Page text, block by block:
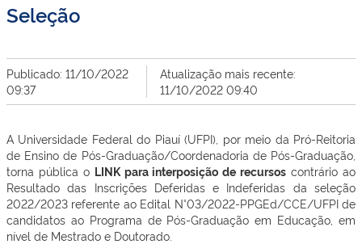
Seleção
Publicado: 11/10/2022
09:37
Atualização mais recente:
11/10/2022 09:40
A Universidade Federal do Piauí (UFPI), por meio da Pró-Reitoria
de Ensino de Pós-Graduação/Coordenadoria de Pós-Graduação,
torna pública o LINK para interposição de recursos contrário ao
Resultado das Inscrições Deferidas e Indeferidas da seleção
2022/2023 referente ao Edital N°03/2022-PPGEd/CCE/UFPI de
candidatos ao Programa de Pós-Graduação em Educação, em
nível de Mestrado e Doutorado.